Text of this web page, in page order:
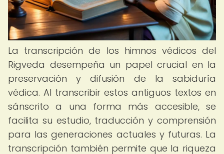
La transcripción de los himnos védicos del
Rigveda desempeña un papel crucial en la
preservación y difusión de la sabiduría
védica. Al transcribir estos antiguos textos en
sánscrito a una forma más accesible, se
facilita su estudio, traducción y comprensión
para las generaciones actuales y futuras. La
transcripción también permite que la riqueza